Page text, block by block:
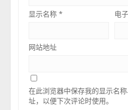
显示名称* 电
网站地址
在此浏览器中保存我的显示名
址，以便下次评论时使用。